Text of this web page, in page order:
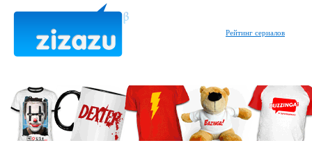
Рейтинг сериалов